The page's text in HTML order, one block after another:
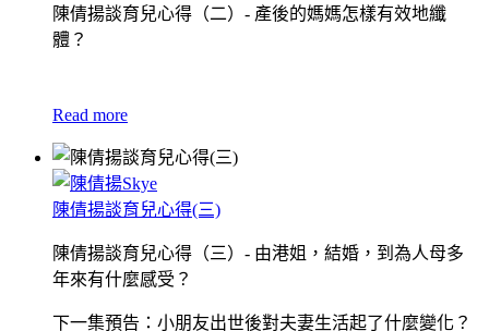
陳倩揚談育兒心得（二）- 產後的媽媽怎樣有效地纖
體？
Read more
陳倩揚談育兒心得(三)
陳倩揚談育兒心得（三）- 由港姐，結婚，到為人母多
年來有什麼感受？
下一集預告：小朋友出世後對夫妻生活起了什麼變化？